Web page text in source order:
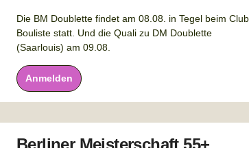
Die BM Doublette findet am 08.08. in Tegel beim Club
Bouliste statt. Und die Quali zu DM Doublette
(Saarlouis) am 09.08.
Anmelden
Berliner Meisterschaft 55+